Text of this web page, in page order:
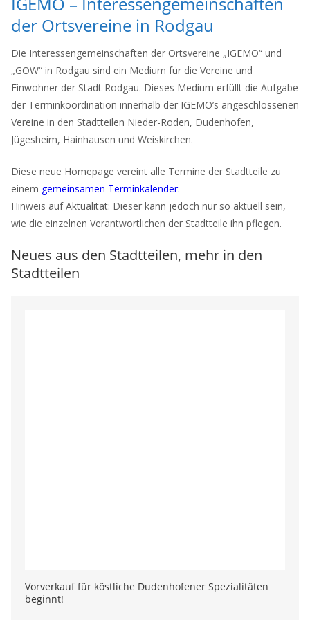
der Ortsvereine in Rodgau
Die Interessengemeinschaften der Ortsvereine „IGEMO“ und
„GOW“ in Rodgau sind ein Medium für die Vereine und
Einwohner der Stadt Rodgau. Dieses Medium erfüllt die Aufgabe
der Terminkoordination innerhalb der IGEMO’s angeschlossenen
Vereine in den Stadtteilen Nieder-Roden, Dudenhofen,
Jügesheim, Hainhausen und Weiskirchen.
Diese neue Homepage vereint alle Termine der Stadtteile zu
einem gemeinsamen Terminkalender.
Hinweis auf Aktualität: Dieser kann jedoch nur so aktuell sein,
wie die einzelnen Verantwortlichen der Stadtteile ihn pflegen.
Neues aus den Stadtteilen, mehr in den
Stadtteilen
Vorverkauf für köstliche Dudenhofener Spezialitäten
beginnt!